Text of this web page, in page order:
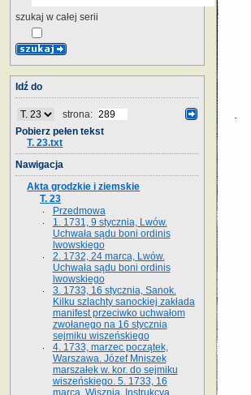
szukaj w całej serii
Idź do
strona:
Pobierz pełen tekst
T. 23.txt
Nawigacja
Akta grodzkie i ziemskie
T. 23
Przedmowa
1. 1731, 9 stycznia, Lwów.
Uchwała sądu boni ordinis
lwowskiego
2. 1732, 24 marca, Lwów.
Uchwała sądu boni ordinis
lwowskiego
3. 1733, 16 stycznia, Sanok.
Kilku szlachty sanockiej zakłada
manifest przeciwko uchwałom
zwołanego na 16 stycz­nia
sejmiku wiszeńskiego
4. 1733, marzec początek,
Warszawa. Józef Mniszek
marszałek w. kor. do sejmiku
wiszeńskiego. 5. 1733, 16
marca, Wisznia. Instrukcya